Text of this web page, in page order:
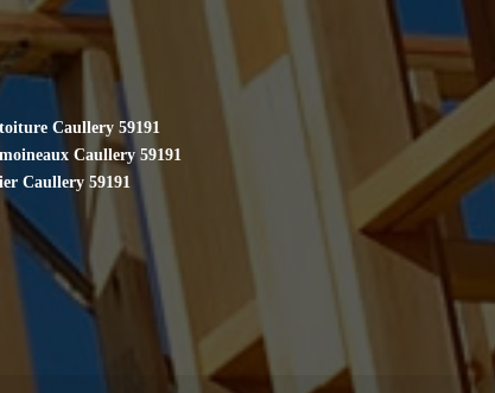
Caullery 59191
Caullery 59191
Caullery 59191